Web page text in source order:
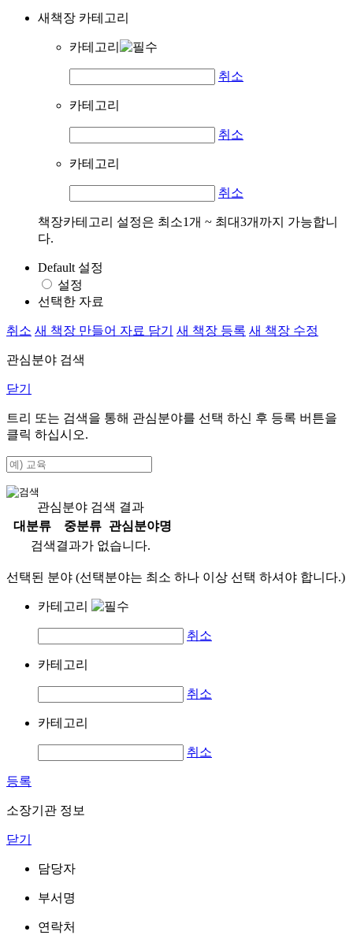
새책장 카테고리
카테고리
취소
카테고리
취소
카테고리
취소
책장카테고리 설정은 최소1개 ~ 최대3개까지 가능합니
다.
Default 설정
설정
선택한 자료
취소 새 책장 만들어 자료 담기 새 책장 등록 새 책장 수정
관심분야 검색
닫기
트리 또는 검색을 통해 관심분야를 선택 하신 후 등록 버튼을
클릭 하십시오.
관심분야 검색 결과
대분류
중분류
관심분야명
검색결과가 없습니다.
선택된 분야 (선택분야는 최소 하나 이상 선택 하셔야 합니다.)
카테고리
취소
카테고리
취소
카테고리
취소
등록
소장기관 정보
닫기
담당자
부서명
연락처